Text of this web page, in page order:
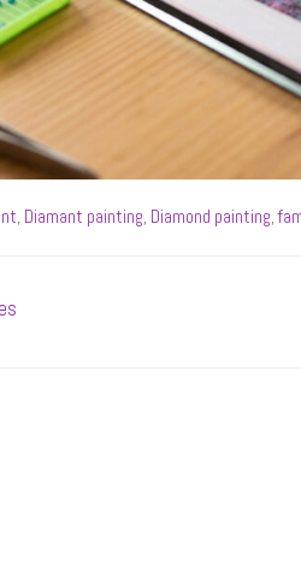
, Diamant painting, Diamond painting,